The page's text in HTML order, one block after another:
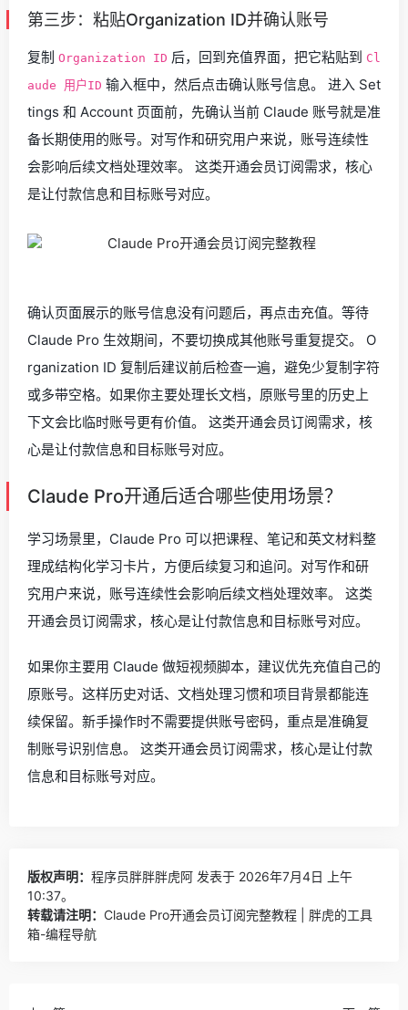
第三步：粘贴Organization ID并确认账号
复制 Organization ID 后，回到充值界面，把它粘贴到 Cl
aude 用户ID 输入框中，然后点击确认账号信息。 进入 Set
tings 和 Account 页面前，先确认当前 Claude 账号就是准
备长期使用的账号。对写作和研究用户来说，账号连续性
会影响后续文档处理效率。 这类开通会员订阅需求，核心
是让付款信息和目标账号对应。
确认页面展示的账号信息没有问题后，再点击充值。等待
Claude Pro 生效期间，不要切换成其他账号重复提交。 O
rganization ID 复制后建议前后检查一遍，避免少复制字符
或多带空格。如果你主要处理长文档，原账号里的历史上
下文会比临时账号更有价值。 这类开通会员订阅需求，核
心是让付款信息和目标账号对应。
Claude Pro开通后适合哪些使用场景？
学习场景里，Claude Pro 可以把课程、笔记和英文材料整
理成结构化学习卡片，方便后续复习和追问。对写作和研
究用户来说，账号连续性会影响后续文档处理效率。 这类
开通会员订阅需求，核心是让付款信息和目标账号对应。
如果你主要用 Claude 做短视频脚本，建议优先充值自己的
原账号。这样历史对话、文档处理习惯和项目背景都能连
续保留。新手操作时不需要提供账号密码，重点是准确复
制账号识别信息。 这类开通会员订阅需求，核心是让付款
信息和目标账号对应。
版权声明： 程序员胖胖胖虎阿 发表于 2026年7月4日 上午
10:37。
转载请注明： Claude Pro开通会员订阅完整教程 | 胖虎的工具
箱-编程导航